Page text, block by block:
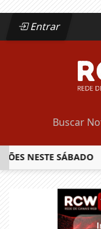
Entrar
NESTE SÁBADO